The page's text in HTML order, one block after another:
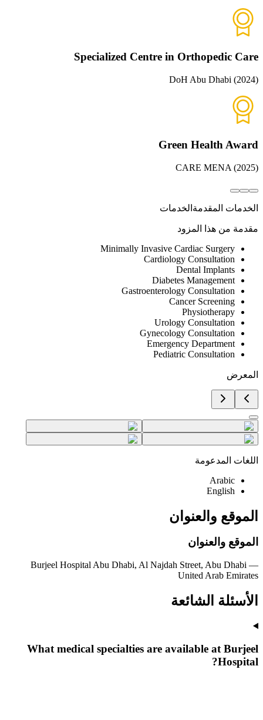
Specialized Centre in Orthopedic Care
DoH Abu Dhabi (2024)
Green Health Award
CARE MENA (2025)
الخدمات المقدمة الخدمات
مقدمة من هذا المزود
Minimally Invasive Cardiac Surgery
Cardiology Consultation
Dental Implants
Diabetes Management
Gastroenterology Consultation
Cancer Screening
Physiotherapy
Urology Consultation
Gynecology Consultation
Emergency Department
Pediatric Consultation
المعرض
اللغات المدعومة
Arabic
English
الموقع والعنوان
الموقع والعنوان
Burjeel Hospital Abu Dhabi, Al Najdah Street, Abu Dhabi —
United Arab Emirates
الأسئلة الشائعة
What medical specialties are available at Burjeel
Hospital?